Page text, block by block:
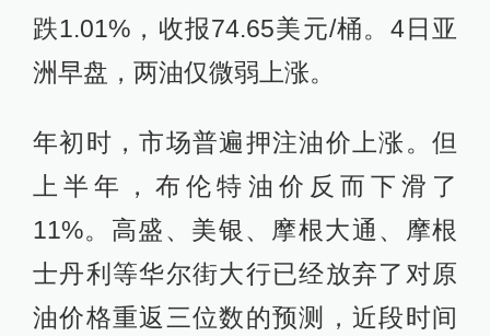
跌1.01%，收报74.65美元/桶。4日亚
洲早盘，两油仅微弱上涨。
年初时，市场普遍押注油价上涨。但
上半年，布伦特油价反而下滑了
11%。高盛、美银、摩根大通、摩根
士丹利等华尔街大行已经放弃了对原
油价格重返三位数的预测，近段时间